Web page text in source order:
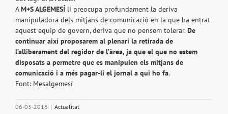
AM+S ALGEMESÍ li preocupa profundament la deriva
manipuladora dels mitjans de comunicació en la que ha entrat
aquest equip de govern, deriva que no pensem tolerar.De
continuar així proposarem al plenari la retirada de
l’alliberament del regidor de l’àrea, ja que el que no estem
disposats a permetre que es manipulen els mitjans de
comunicació i a més pagar-li el jornal a qui ho fa.
Font: Mesalgemesí
06-03-2016 | Actualitat